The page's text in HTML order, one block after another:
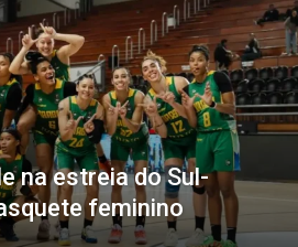
na estreia do Sul-
feminino